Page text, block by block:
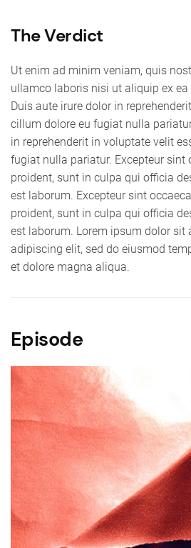
The Verdict
Ut enim ad minim veniam, quis
ullamco laboris nisi ut aliquip ex
Duis aute irure dolor in
cillum dolore eu fugiat nulla
in reprehenderit in voluptate velit
fugiat nulla pariatur. Excepteur sint
proident, sunt in culpa qui officia
est laborum. Excepteur sint
proident, sunt in culpa qui officia
est laborum. Lorem ipsum dolor sit
adipiscing elit, sed do eiusmod
et dolore magna aliqua.
Episode